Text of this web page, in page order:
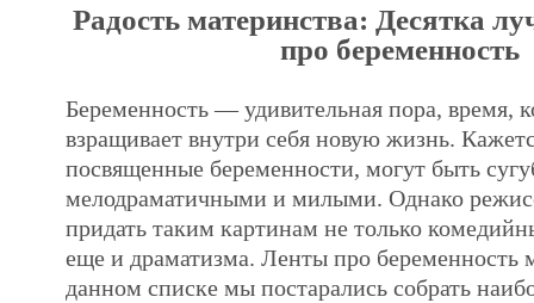
Радость материнства: Десятка
про беременность
Беременность — удивительная пора, время,
взращивает внутри себя новую жизнь.
посвященные беременности, могут быть
мелодраматичными и милыми. Однако
придать таким картинам не только
еще и драматизма. Ленты про беременность
данном списке мы постарались собрать